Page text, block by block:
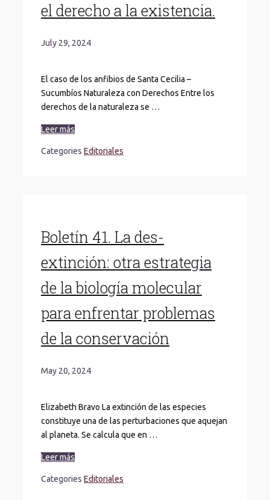
el derecho a la existencia.
July 29, 2024
El caso de los anfibios de Santa Cecilia –
Sucumbíos Naturaleza con Derechos Entre los
derechos de la naturaleza se …
Leer más
Categories Editoriales
Boletín 41. La des-
extinción: otra estrategia
de la biología molecular
para enfrentar problemas
de la conservación
May 20, 2024
Elizabeth Bravo La extinción de las especies
constituye una de las perturbaciones que aquejan
al planeta. Se calcula que en …
Leer más
Categories Editoriales